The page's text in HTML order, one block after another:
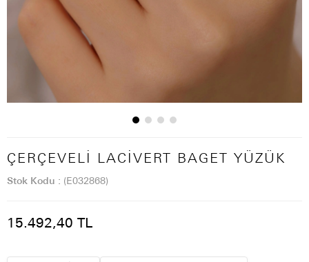
ÇERÇEVELI LACIVERT BAGET YÜZÜK
Stok Kodu (E032868)
15.492,40 TL